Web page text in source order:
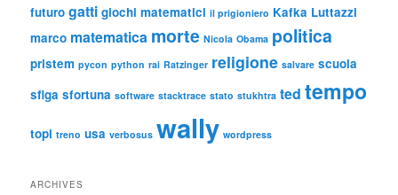
futuro gatti giochi matematici il prigioniero Kafka Luttazzi
marco matematica morte Nicola Obama politica
pristem pycon python rai Ratzinger religione salvare scuola
sfiga sfortuna software stacktrace stato stukhtra ted tempo
topi treno usa verbosus wally wordpress
ARCHIVES